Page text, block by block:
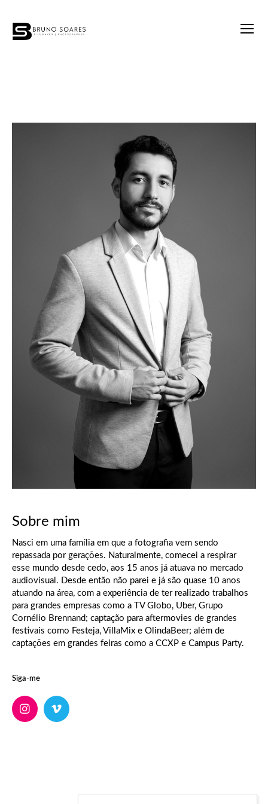
Sobre mim
Nasci em uma família em que a fotografia vem sendo
repassada por gerações. Naturalmente, comecei a respirar
esse mundo desde cedo, aos 15 anos já atuava no mercado
audiovisual. Desde então não parei e já são quase 10 anos
atuando na área, com a experiência de ter realizado trabalhos
para grandes empresas como a TV Globo, Uber, Grupo
Cornélio Brennand; captação para aftermovies de grandes
festivais como Festeja, VillaMix e OlindaBeer; além de
captações em grandes feiras como a CCXP e Campus Party.
Siga-me